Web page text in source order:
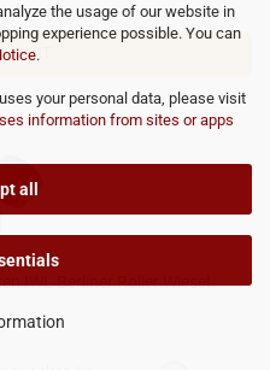
the usage of our website in
experience possible. You can
.
your personal data, please visit
information from sites or apps
all
CART
IWL Berliner Roller Wiesel